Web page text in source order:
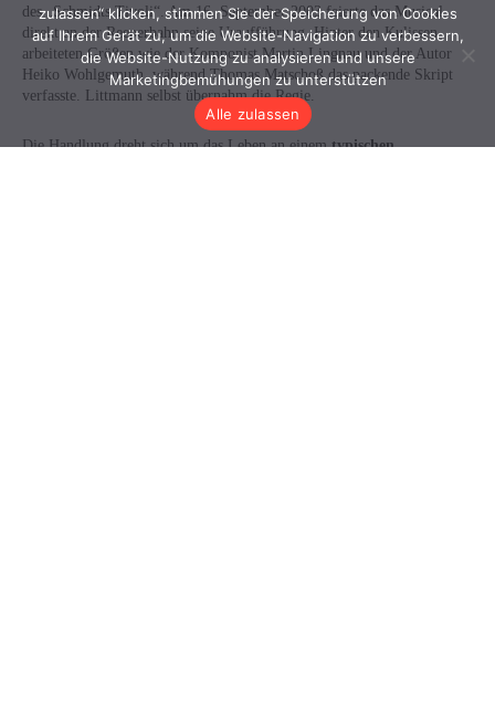
zulassen“ klicken, stimmen Sie der Speicherung von Cookies
auf Ihrem Gerät zu, um die Website-Navigation zu verbessern,
die Website-Nutzung zu analysieren und unsere
Marketingbemühungen zu unterstützen
Alle zulassen